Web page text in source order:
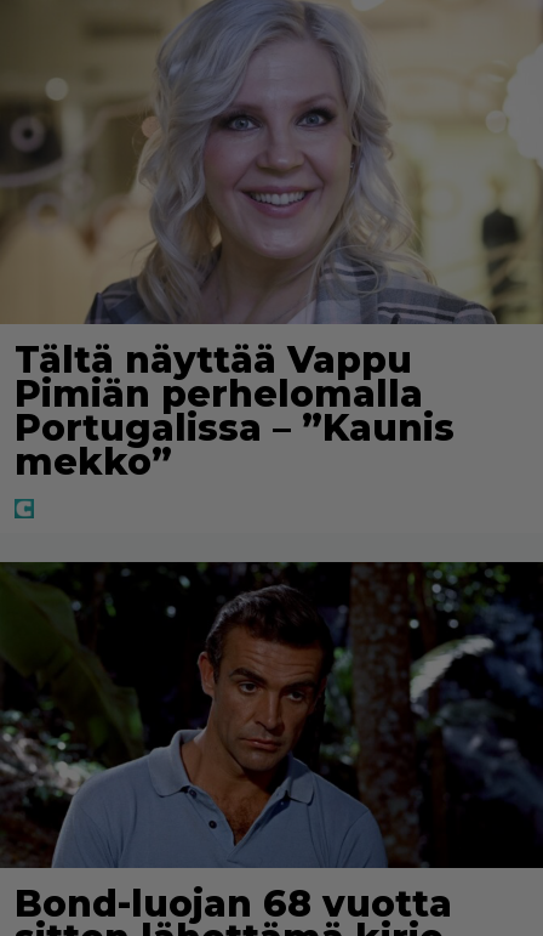
Tältä näyttää Vappu
Pimiän perhelomalla
Portugalissa – ”Kaunis
mekko”
Bond-luojan 68 vuotta